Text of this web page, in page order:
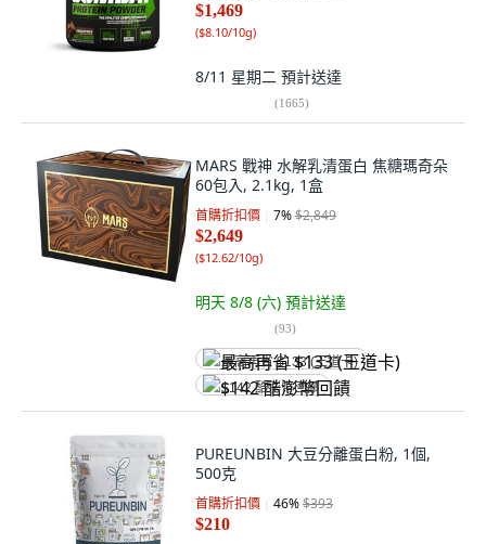
$1,469
($8.10/10g)
8/11 星期二 預計送達
(1665)
MARS 戰神 水解乳清蛋白 焦糖瑪奇朵
60包入, 2.1kg, 1盒
首購折扣價 7%$2,849
$2,649
($12.62/10g)
明天 8/8 (六) 預計送達
(93)
最高再省 $133 (王道卡)
$142 酷澎幣回饋
PUREUNBIN 大豆分離蛋白粉, 1個,
500克
首購折扣價 46%$393
$210